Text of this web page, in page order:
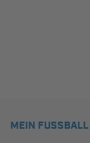
MEIN FUSSBALL